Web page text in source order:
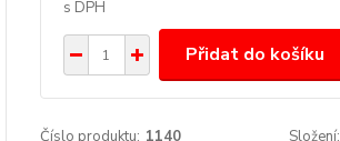
Přidat do košíku
Číslo produktu: 1140 Složení: